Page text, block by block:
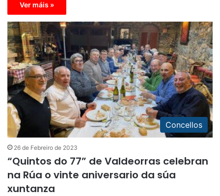
Ver máis »
Concellos
26 de Febreiro de 2023
“Quintos do 77” de Valdeorras celebran
na Rúa o vinte aniversario da súa
xuntanza